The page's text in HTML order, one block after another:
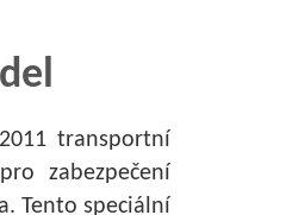
transportní
zabezpečení
Tento speciální